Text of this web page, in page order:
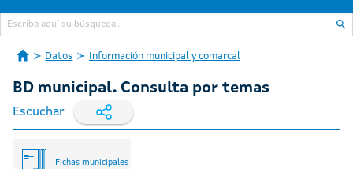
Datos Información municipal y comarcal
BD municipal. Consulta por temas
Escuchar
Fichas municipales